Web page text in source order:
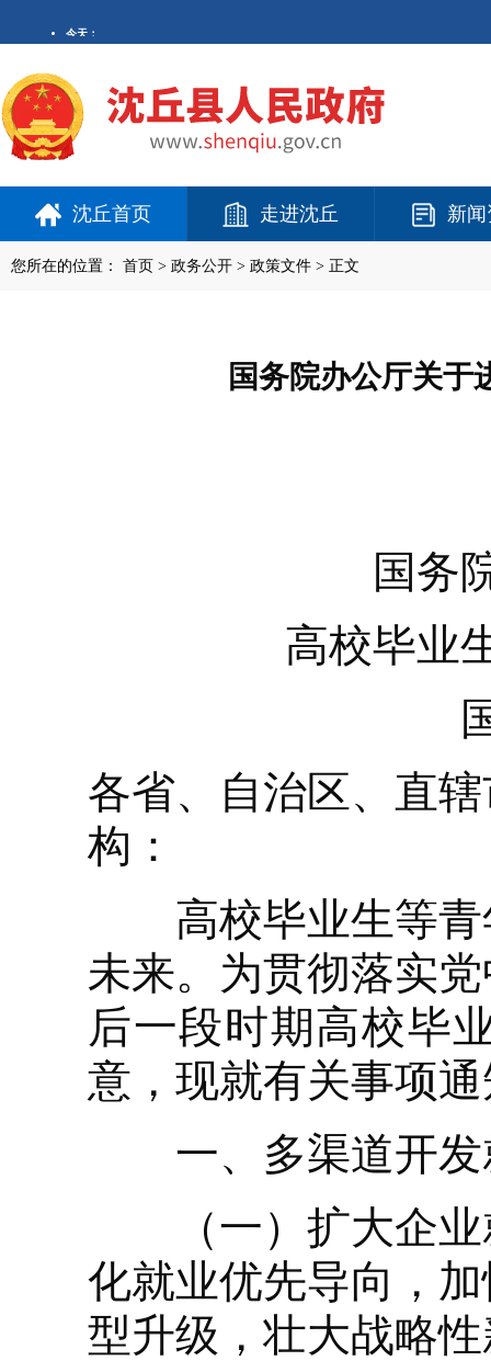
沈丘首页 走进沈丘 新
您所在的位置： 首页 > 政务公开 > 政策文件 > 正文
国务院办公厅关于
国务
高校毕业
各省、自治区、直
构：
高校毕业生等青
未来。为贯彻落实
后一段时期高校毕
意，现就有关事项
一、多渠道开发
（一）扩大企业
化就业优先导向，
型升级，壮大战略